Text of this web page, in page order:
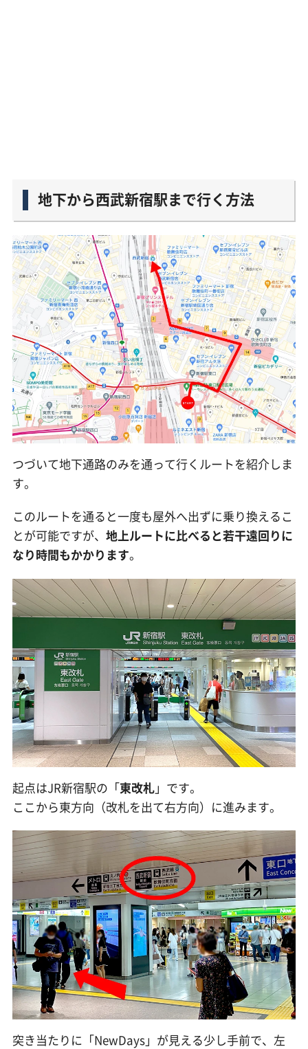
地下から西武新宿駅まで行く方法
つづいて地下通路のみを通って行くルートを紹介しま
す。
このルートを通ると一度も屋外へ出ずに乗り換えるこ
とが可能ですが、 地上ルートに比べると若干遠回りに
なり時間もかかります。
起点はJR新宿駅の「東改札」です。
ここから東方向（改札を出て右方向）に進みます。
突き当たりに「NewDays」が見える少し手前で、左